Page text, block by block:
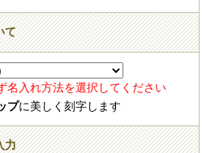
て
名入れ方法を選択してください
プに美しく刻字します
力